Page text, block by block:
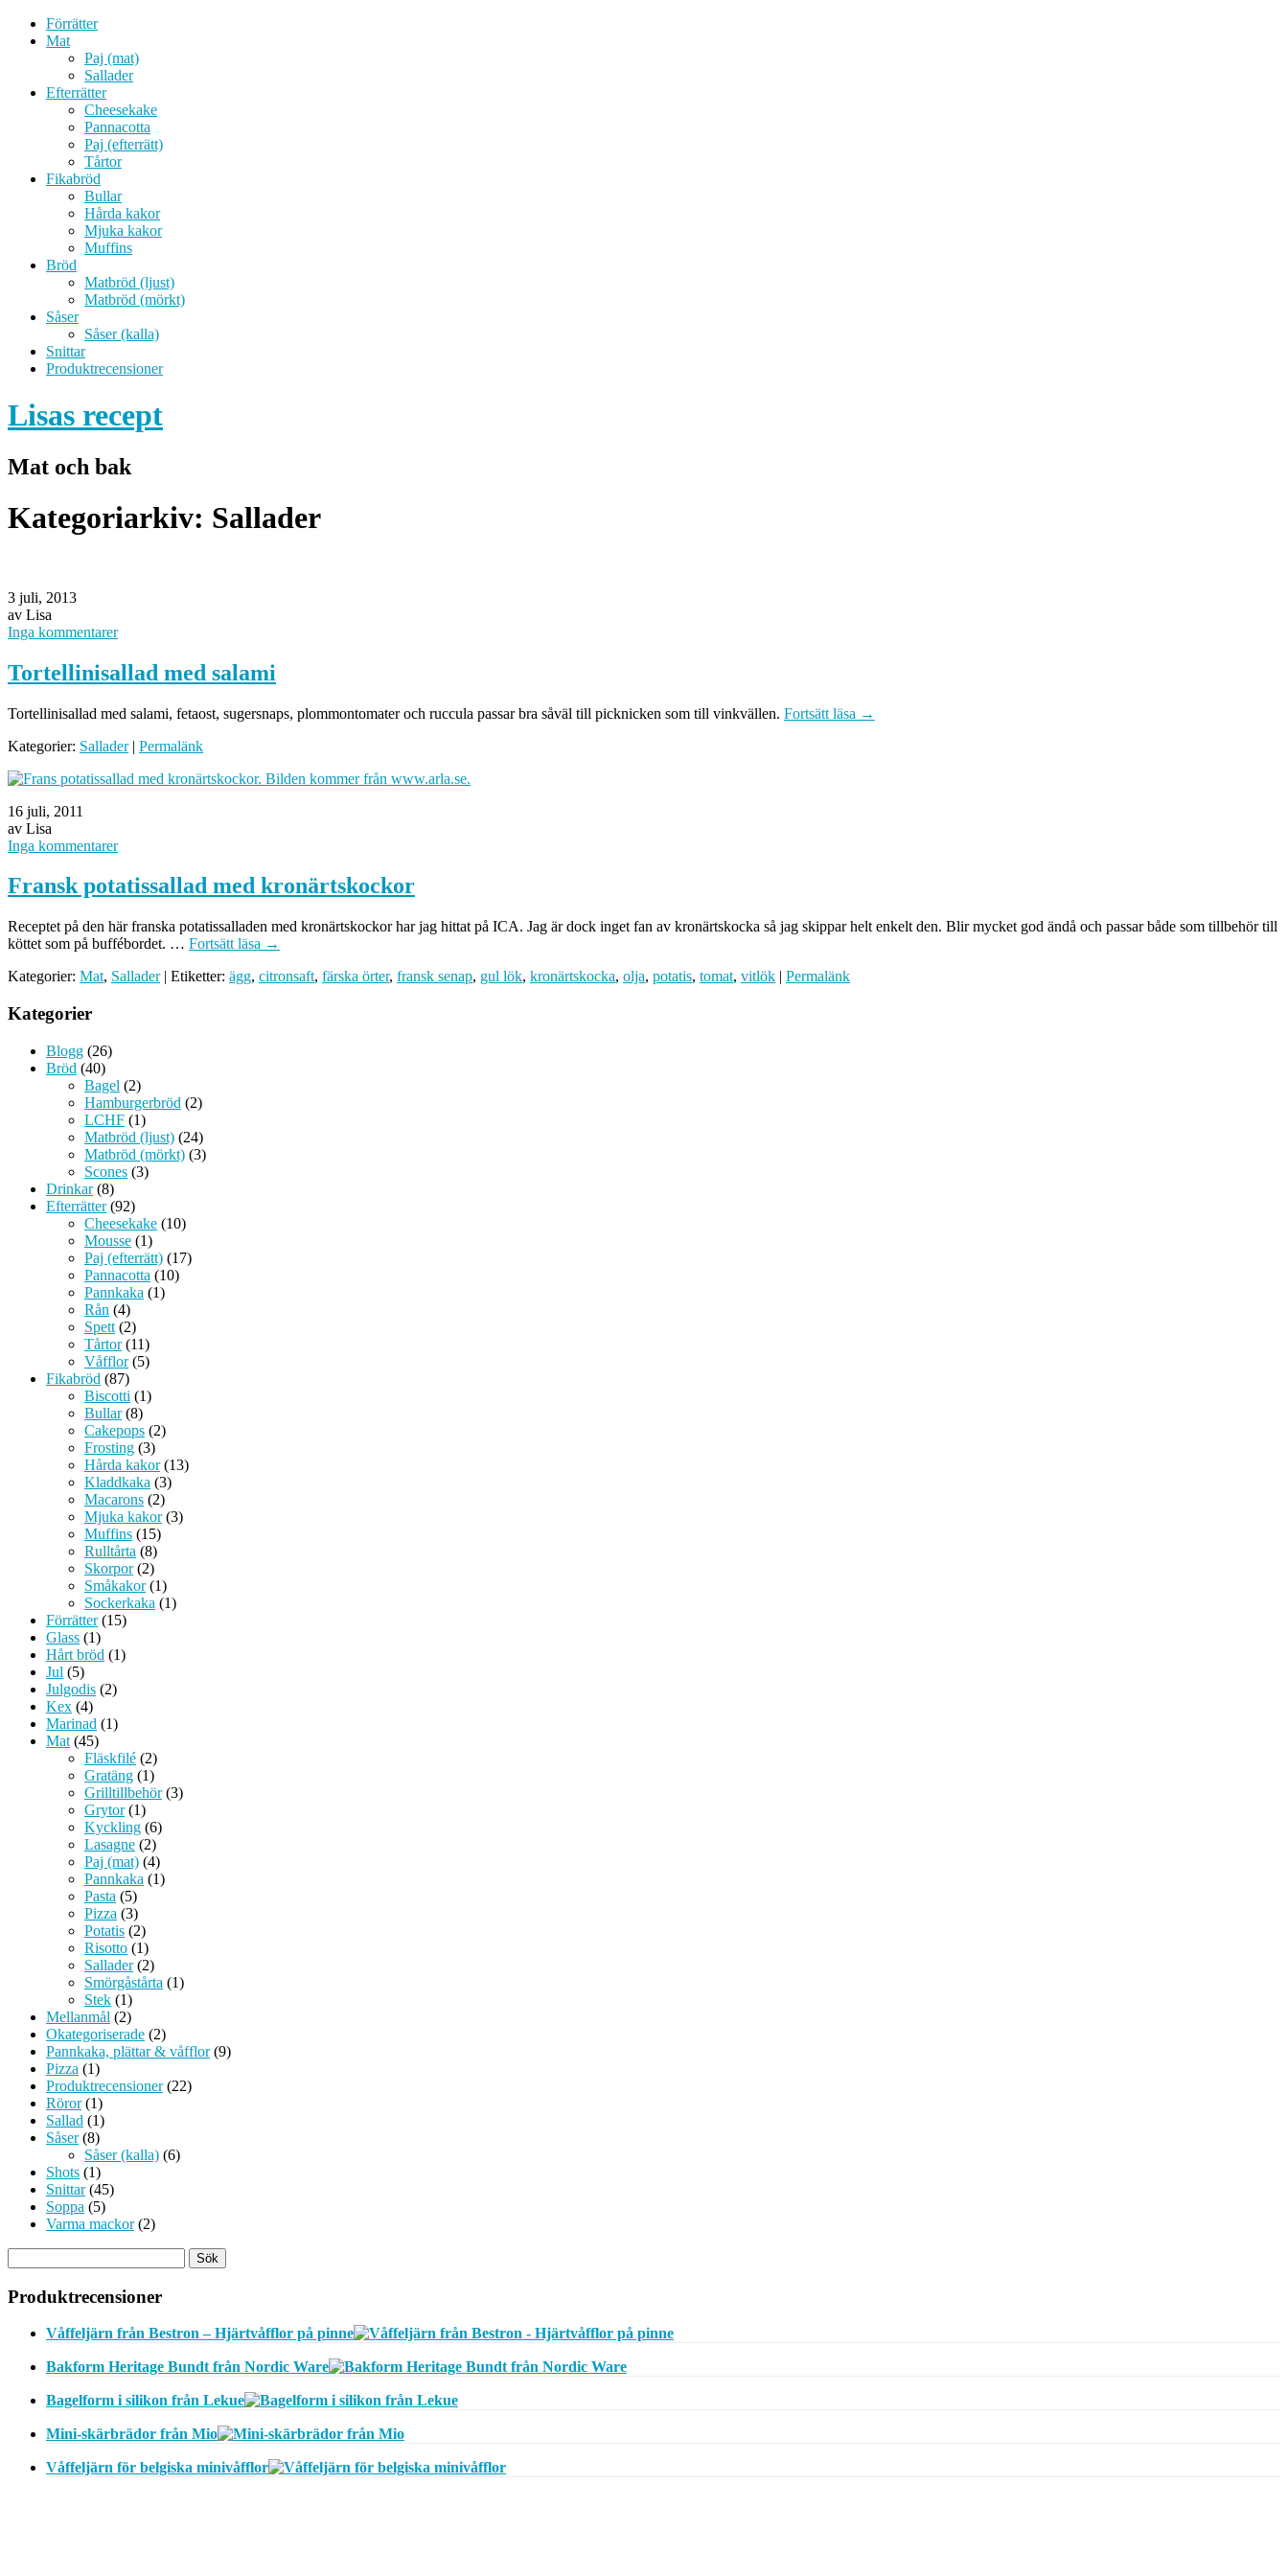
Förrätter
Mat
Paj (mat)
Sallader
Efterrätter
Cheesekake
Pannacotta
Paj (efterrätt)
Tårtor
Fikabröd
Bullar
Hårda kakor
Mjuka kakor
Muffins
Bröd
Matbröd (ljust)
Matbröd (mörkt)
Såser
Såser (kalla)
Snittar
Produktrecensioner
Lisas recept
Mat och bak
Kategoriarkiv: Sallader
3 juli, 2013
av Lisa
Inga kommentarer
Tortellinisallad med salami
Tortellinisallad med salami, fetaost, sugersnaps, plommontomater och ruccula passar bra såväl till picknicken som till vinkvällen. Fortsätt läsa →
Kategorier: Sallader| Permalänk
16 juli, 2011
av Lisa
Inga kommentarer
Fransk potatissallad med kronärtskockor
Receptet på den här franska potatissalladen med kronärtskockor har jag hittat på ICA. Jag är dock inget fan av kronärtskocka så jag skippar helt enkelt den. Blir mycket god ändå och passar både som tillbehör till
köttet som på buffébordet. … Fortsätt läsa →
Kategorier: Mat, Sallader| Etiketter: ägg, citronsaft, färska örter, fransk senap, gul lök, kronärtskocka, olja, potatis, tomat, vitlök | Permalänk
Kategorier
Blogg (26)
Bröd (40)
Bagel (2)
Hamburgerbröd (2)
LCHF (1)
Matbröd (ljust) (24)
Matbröd (mörkt) (3)
Scones (3)
Drinkar(8)
Efterrätter(92)
Cheesekake (10)
Mousse (1)
Paj (efterrätt) (17)
Pannacotta (10)
Pannkaka (1)
Rån (4)
Spett (2)
Tårtor(11)
Våfflor(5)
Fikabröd (87)
Biscotti (1)
Bullar(8)
Cakepops (2)
Frosting (3)
Hårda kakor(13)
Kladdkaka (3)
Macarons (2)
Mjuka kakor(3)
Muffins (15)
Rulltårta (8)
Skorpor(2)
Småkakor(1)
Sockerkaka (1)
Förrätter(15)
Glass (1)
Hårt bröd (1)
Jul (5)
Julgodis (2)
Kex (4)
Marinad (1)
Mat (45)
Fläskfilé (2)
Gratäng (1)
Grilltillbehör(3)
Grytor(1)
Kyckling (6)
Lasagne (2)
Paj (mat) (4)
Pannkaka (1)
Pasta (5)
Pizza (3)
Potatis (2)
Risotto (1)
Sallader(2)
Smörgåstårta (1)
Stek (1)
Mellanmål (2)
Okategoriserade (2)
Pannkaka, plättar & våfflor(9)
Pizza (1)
Produktrecensioner(22)
Röror(1)
Sallad (1)
Såser(8)
Såser (kalla) (6)
Shots (1)
Snittar(45)
Soppa (5)
Varma mackor(2)
Produktrecensioner
Våffeljärn från Bestron – Hjärtvåfflor på pinne
Bakform Heritage Bundt från Nordic Ware
Bagelform i silikon från Lekue
Mini-skärbrädor från Mio
Våffeljärn för belgiska minivåfflor